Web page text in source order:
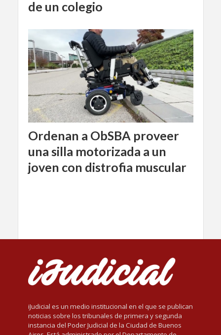
de un colegio
Ordenan a ObSBA proveer
una silla motorizada a un
joven con distrofia muscular
iJudicial es un medio institucional en el que se publican
noticias sobre los tribunales de primera y segunda
instancia del Poder Judicial de la Ciudad de Buenos